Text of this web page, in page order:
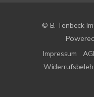
© B. Tenbeck
Impressum